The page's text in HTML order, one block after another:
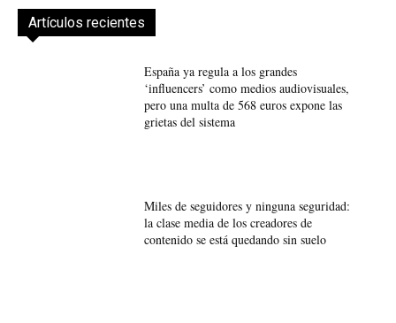
Artículos recientes
España ya regula a los grandes
‘influencers’ como medios audiovisuales,
pero una multa de 568 euros expone las
grietas del sistema
Miles de seguidores y ninguna seguridad:
la clase media de los creadores de
contenido se está quedando sin suelo